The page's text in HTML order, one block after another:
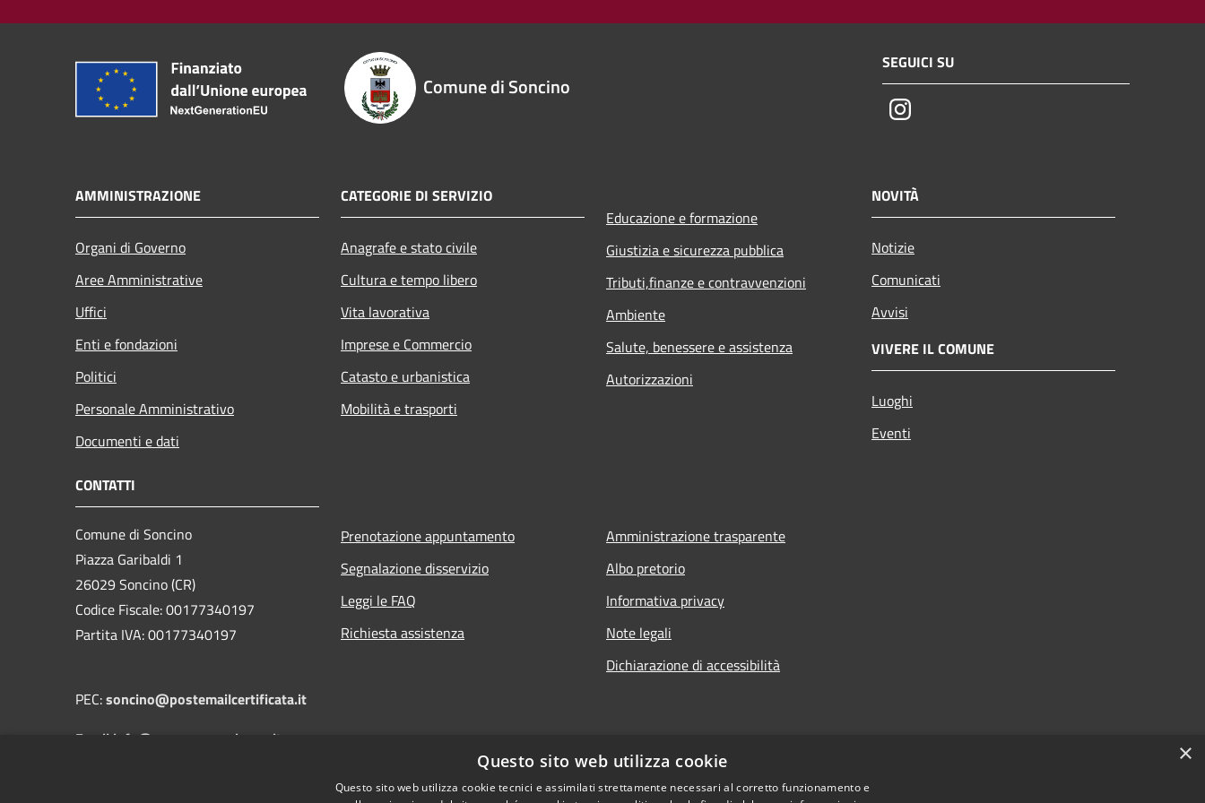
Comune di Soncino
SEGUICI SU
Instagram
AMMINISTRAZIONE
Organi di Governo
Aree Amministrative
Uffici
Enti e fondazioni
Politici
Personale Amministrativo
Documenti e dati
CATEGORIE DI SERVIZIO
Anagrafe e stato civile
Cultura e tempo libero
Vita lavorativa
Imprese e Commercio
Catasto e urbanistica
Mobilità e trasporti
Educazione e formazione
Giustizia e sicurezza pubblica
Tributi,finanze e contravvenzioni
Ambiente
Salute, benessere e assistenza
Autorizzazioni
NOVITÀ
Notizie
Comunicati
Avvisi
VIVERE IL COMUNE
Luoghi
Eventi
CONTATTI
Comune di Soncino
Piazza Garibaldi 1
26029 Soncino (CR)
Codice Fiscale: 00177340197
Partita IVA: 00177340197
PEC:soncino@postemailcertificata.it
Email:info@comune.soncino.cr.it
Prenotazione appuntamento
Segnalazione disservizio
Leggi le FAQ
Richiesta assistenza
Amministrazione trasparente
Albo pretorio
Informativa privacy
Note legali
Dichiarazione di accessibilità
×
Questo sito web utilizza cookie
Questo sito web utilizza cookie tecnici e assimilati strettamente necessari al corretto funzionamento e